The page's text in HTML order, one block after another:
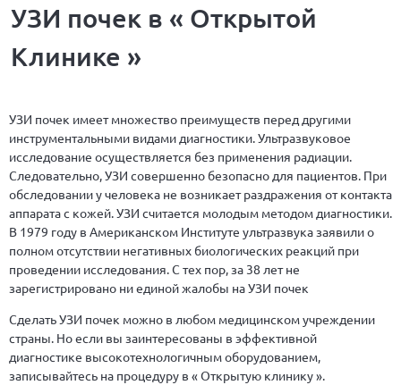
УЗИ почек в « Открытой
Клинике »
УЗИ почек имеет множество преимуществ перед другими
инструментальными видами диагностики. Ультразвуковое
исследование осуществляется без применения радиации.
Следовательно, УЗИ совершенно безопасно для пациентов. При
обследовании у человека не возникает раздражения от контакта
аппарата с кожей. УЗИ считается молодым методом диагностики.
В 1979 году в Американском Институте ультразвука заявили о
полном отсутствии негативных биологических реакций при
проведении исследования. С тех пор, за 38 лет не
зарегистрировано ни единой жалобы на УЗИ почек
Сделать УЗИ почек можно в любом медицинском учреждении
страны. Но если вы заинтересованы в эффективной
диагностике высокотехнологичным оборудованием,
записывайтесь на процедуру в « Открытую клинику ».